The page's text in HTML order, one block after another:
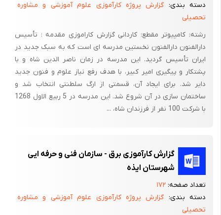
دسته بندی: گزارش پروژه کارآموزی علوم آموزشی و مشاوره
تحصیلی
رشته: کامپیوتر مقطع: کاردانی گزارش کاراموزی مقدمه : تأسیس
دارالفنون دارالفنون نخستین مدرسه ای است که به سبک جدید در
ایران تأسیس گردید. این مدرسه در زمان ناصر الدین شاه و با
پشتکار و پیگیری امیر کبیر، با هدف رفع نیاز علوم و فنون جدید
دایر شد. برای ایجاد آن، قسمتی از ارگ سلطنتی انتخاب شد و
ساختمان سازی در آن شروع شد. این مدرسه در 5 ربیع الاول 1268
با شرکت 100 نفر از فرزندان شاه، ...
گزارش کارآموزی برق - سازمان فنی و حرفه ایی
شهرستان ایذه
تعداد صفحه: ۱۷۲
دسته بندی: گزارش پروژه کارآموزی علوم آموزشی و مشاوره
تحصیلی